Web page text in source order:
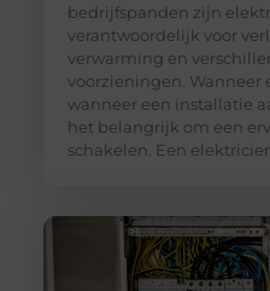
bedrijfspanden zijn
verantwoordelijk voor
verwarming en
voorzieningen. Wanneer
wanneer een installatie
het belangrijk om een
schakelen. Een